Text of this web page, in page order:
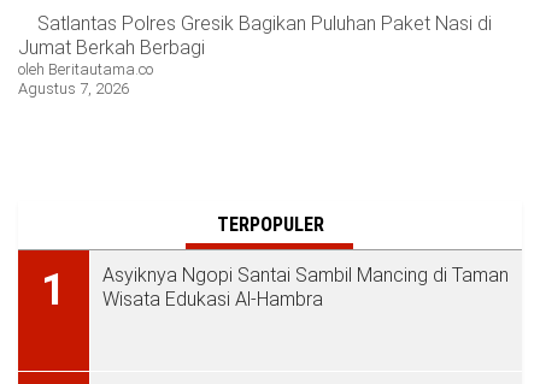
Satlantas Polres Gresik Bagikan Puluhan Paket Nasi di
Jumat Berkah Berbagi
oleh Beritautama.co
Agustus 7, 2026
TERPOPULER
1
Asyiknya Ngopi Santai Sambil Mancing di Taman
Wisata Edukasi Al-Hambra